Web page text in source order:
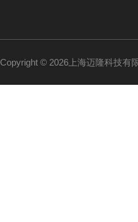
Copyright © 2026上海迈隆科技有